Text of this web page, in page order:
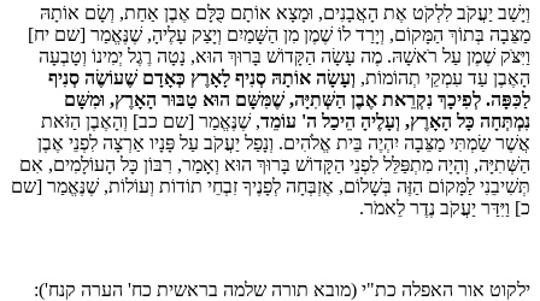
וְיָשַׁב יַעֲקֹב לִלְקֹט אֶת הָאֲבָנִים, וּמָצָא אוֹתָם כֻּלָּם אֶבֶן אַחַת, וְשָׂם אוֹתָהּ
מַצֵּבָה בְּתוֹךְ הַמָּקוֹם, וְיָרַד לוֹ שֶׁמֶן מִן הַשָּׁמַיִם וְיָצַק עָלֶיהָ, שֶׁנֶּאֱמַר [שם יח]
וַיִּצֹּק שֶׁמֶן עַל רֹאשָׁהּ. מֶה עָשָׂה הַקָּדוֹשׁ בָּרוּךְ הוּא, נָטָה רֶגֶל יְמִינוֹ וְטָבְעָה
הָאֶבֶן עַד עִמְקֵי תְהוֹמוֹת, וְעָשָׂה אוֹתָהּ סְנִיף לָאָרֶץ כְּאָדָם שֶׁעוֹשֶׂה סְנִיף
לַכִּפָּה. לְפִיכָךְ נִקְרֵאת אֶבֶן הַשְּׁתִיָּה, שֶׁמִּשָּׁם הוּא טַבּוּר הָאָרֶץ, וּמִשָּׁם
נִמְתְּחָה כָּל הָאָרֶץ, וְעָלֶיהָ הֵיכַל ה' עוֹמֵד, שֶׁנֶּאֱמַר [שם כב] וְהָאֶבֶן הַזֹּאת
אֲשֶׁר שַׂמְתִּי מַצֵּבָה יִהְיֶה בֵּית אֱלֹהִים. וְנָפַל יַעֲקֹב עַל פָּנָיו אַרְצָה לִפְנֵי אֶבֶן
הַשְּׁתִיָּה, וְהָיָה מִתְפַּלֵּל לִפְנֵי הַקָּדוֹשׁ בָּרוּךְ הוּא וְאָמַר, רִבּוֹן כָּל הָעוֹלָמִים, אִם
תְּשִׁיבֵנִי לַמָּקוֹם הַזֶּה בְּשָׁלוֹם, אֶזְבְּחָה לְפָנֶיךָ זִבְחֵי תוֹדוֹת וְעוֹלוֹת, שֶׁנֶּאֱמַר [שם
כ] וַיִּדַּר יַעֲקֹב נֶדֶר לֵאמֹר.
ילקוט אור האפלה כת"י (מובא תורה שלמה בראשית כח' הערה קנח'):